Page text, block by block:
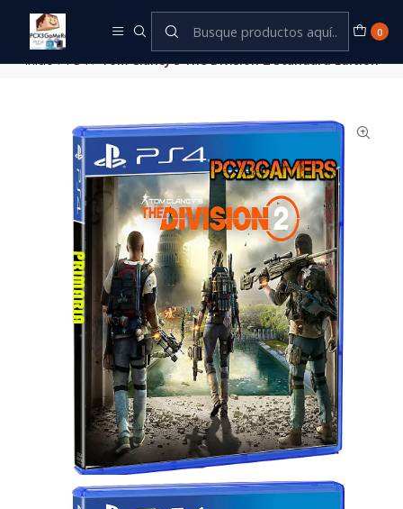
0
Inicio PS4 Tom Clancy’s The Division 2 Standard Edition